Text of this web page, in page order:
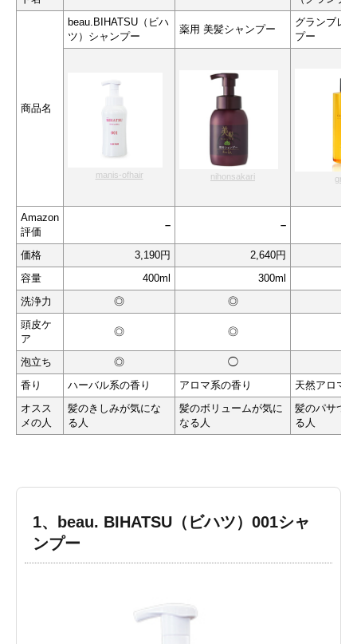
商品名
beau.BIHATSU（ビハ
ツ）シャンプー
薬用 美髪シャンプー
グランブレ
プー
manis-ofhair nihonsakari gran-
Amazon
評価
– –
価格 3,190円 2,640円
容量
400ml
300ml
洗浄力
◎ ◎
頭皮ケ
ア
◎ ◎
泡立ち ◎ ◯
香り
ハーバル系の香り アロマ系の香り
天然アロマ
オスス
メの人
髪のきしみが気にな
る人
髪のボリュームが気に
なる人
髪のパサつ
る人
1、beau. BIHATSU（ビハツ）001シャ
ンプー